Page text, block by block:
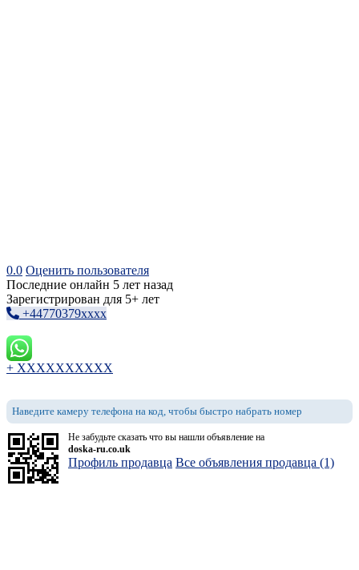
0.0 Оценить пользователя
Последние онлайн 5 лет назад
Зарегистрирован для 5+ лет
+44770379xxxx
+ XXXXXXXXXX
Наведите камеру телефона на код, чтобы быстро набрать номер
Не забудьте сказать что вы нашли объявление на
doska-ru.co.uk
Профиль продавца Все объявления продавца (1)